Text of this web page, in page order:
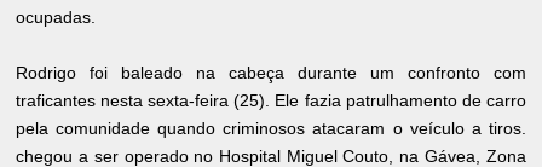
ocupadas.
Rodrigo foi baleado na cabeça durante um confronto com
traficantes nesta sexta-feira (25). Ele fazia patrulhamento de carro
pela comunidade quando criminosos atacaram o veículo a tiros.
chegou a ser operado no Hospital Miguel Couto, na Gávea, Zona